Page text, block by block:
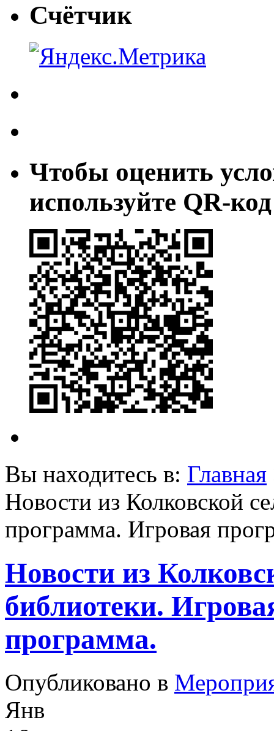
Счётчик
Чтобы оценить
используйте QR-код
Вы находитесь в: Главная
Новости из Колковской
программа. Игровая
Новости из
библиотеки.
программа.
Опубликовано в
Янв